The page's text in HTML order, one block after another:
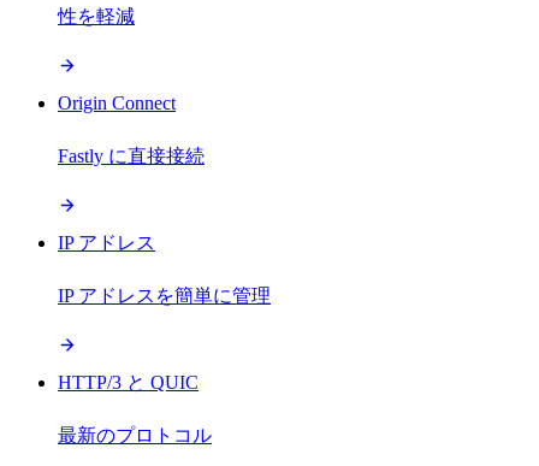
性を軽減
Origin Connect
Fastly に直接接続
IP アドレス
IP アドレスを簡単に管理
HTTP/3 と QUIC
最新のプロトコル